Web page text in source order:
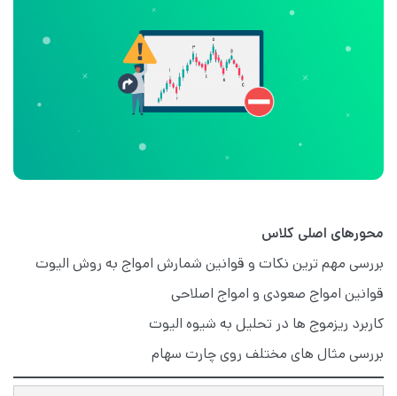
محورهای اصلی کلاس
بررسی مهم ترین نکات و قوانین شمارش امواج به روش الیوت
قوانین امواج صعودی و امواج اصلاحی
کاربرد ریزموج ها در تحلیل به شیوه الیوت
بررسی مثال های مختلف روی چارت سهام